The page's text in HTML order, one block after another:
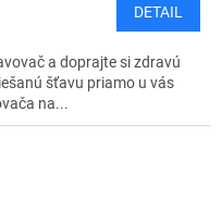
DETAIL
a doprajte si zdravú
šťavu priamo u vás
na...